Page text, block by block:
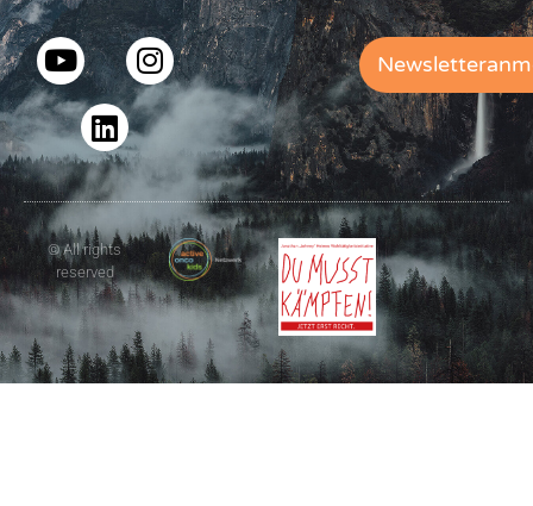
© All rights
reserved